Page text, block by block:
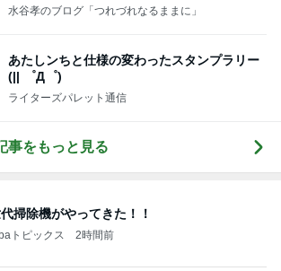
ライターズパレット通信
事をもっと見る
トピックス 2時間前
シンクロだった息子の寝相
トピックス 1日前